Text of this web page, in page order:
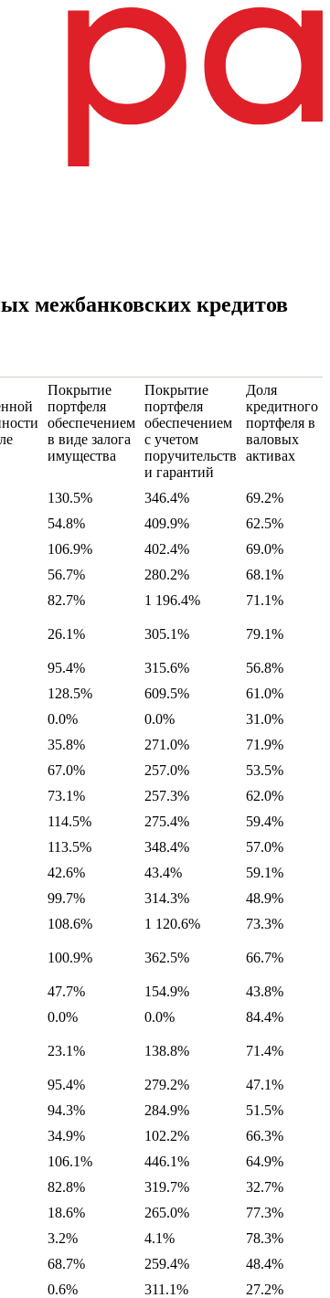
межбанковских кредитов
Покрытие
портфеля
обеспечением
в виде залога
имущества
Покрытие
портфеля
обеспечением
с учетом
поручительств
и гарантий
Доля
кредитного
портфеля в
валовых
активах
130.5% 346.4%
69.2%
54.8% 409.9%
62.5%
106.9% 402.4%
69.0%
56.7% 280.2%
68.1%
82.7% 1 196.4% 71.1%
26.1% 305.1% 79.1%
95.4% 315.6%
56.8%
128.5% 609.5%
61.0%
0.0% 0.0%
31.0%
35.8% 271.0%
71.9%
67.0% 257.0%
53.5%
73.1% 257.3%
62.0%
114.5% 275.4%
59.4%
113.5% 348.4%
57.0%
42.6% 43.4%
59.1%
99.7% 314.3%
48.9%
108.6% 1 120.6% 73.3%
100.9% 362.5% 66.7%
47.7% 154.9%
43.8%
0.0% 0.0% 84.4%
23.1% 138.8% 71.4%
95.4% 279.2%
47.1%
94.3% 284.9%
51.5%
34.9% 102.2%
66.3%
106.1% 446.1%
64.9%
82.8% 319.7%
32.7%
18.6% 265.0%
77.3%
3.2% 4.1%
78.3%
68.7% 259.4%
48.4%
0.6% 311.1% 27.2%